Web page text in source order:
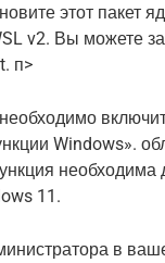
этот пакет
v2. Вы можете
п>
Windows».
необходима
11.
в